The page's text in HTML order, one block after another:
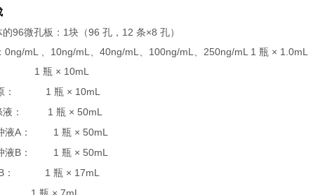
的96微孔板： 1块（96 孔， 12 条×8 孔）
0ng/mL 10ng/mL 40ng/mL 100ng/mL 250ng/mL 1 瓶 × 1.0mL
1 瓶 × 10mL
1 瓶 × 10mL
： 1 瓶 × 50mL
液A ： 1 瓶 × 50mL
液B ： 1 瓶 × 50mL
： 1 瓶 × 17mL